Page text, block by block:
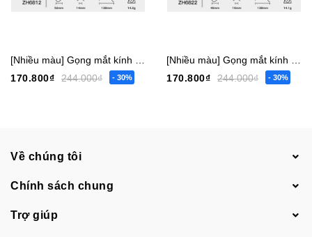
170.800₫
244.000₫ - 30%
170.800₫
244.000₫ - 30%
Về chúng tôi
Chính sách chung
Trợ giúp